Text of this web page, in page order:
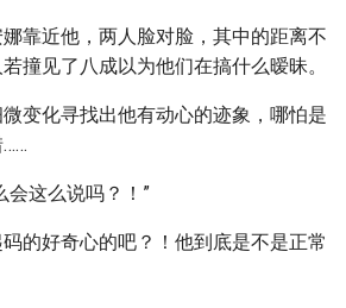
靠近他，两人脸对脸，其中的距离不
撞见了八成以为他们在搞什么暧昧。
变化寻找出他有动心的迹象，哪怕是
……
会这么说吗？！”
的好奇心的吧？！他到底是不是正常